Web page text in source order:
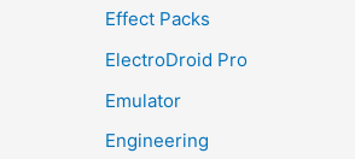
Effect Packs
ElectroDroid Pro
Emulator
Engineering